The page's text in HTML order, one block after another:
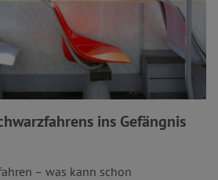
ins Gefängnis
– was kann schon